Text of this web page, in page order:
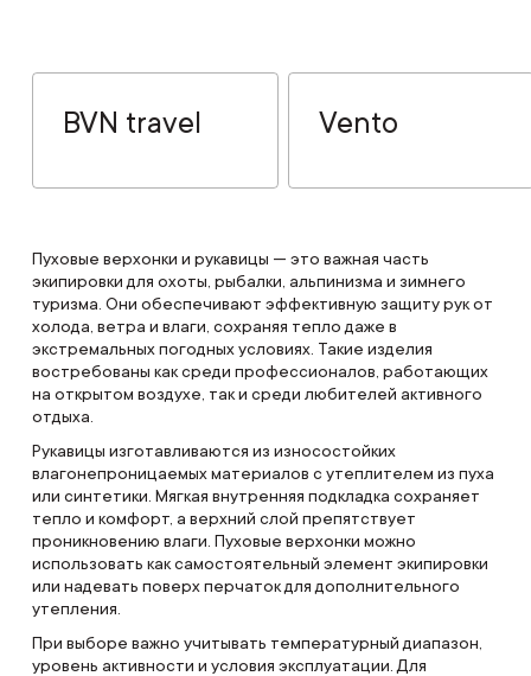
BVN travel Vento
Пуховые верхонки и рукавицы — это важная часть
экипировки для охоты, рыбалки, альпинизма и зимнего
туризма. Они обеспечивают эффективную защиту рук от
холода, ветра и влаги, сохраняя тепло даже в
экстремальных погодных условиях. Такие изделия
востребованы как среди профессионалов, работающих
на открытом воздухе, так и среди любителей активного
отдыха.
Рукавицы изготавливаются из износостойких
влагонепроницаемых материалов с утеплителем из пуха
или синтетики. Мягкая внутренняя подкладка сохраняет
тепло и комфорт, а верхний слой препятствует
проникновению влаги. Пуховые верхонки можно
использовать как самостоятельный элемент экипировки
или надевать поверх перчаток для дополнительного
утепления.
При выборе важно учитывать температурный диапазон,
уровень активности и условия эксплуатации. Для